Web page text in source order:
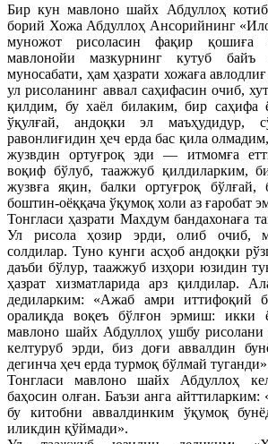
Бир кун мавлоно шайх Абдуллоҳ котиб
борий Хожа Абдуллоҳ Ансорийнинг
муножот рисоласин фақир қошиға
мавлонойи мазкурнинг кутуб
муносабати, ҳам ҳазрати хожаға
ул рисоланинг аввал саҳифасин очиб,
қилдим, бу хаёл билаким, бир саҳифа
ўқулғай, андоқки эл маъҳудидур,
равонлиғидин ҳеч ерда бас қила
жузвдин ортуғроқ эди — итмомға
воқиф бўлуб, таажжуб қилдиларким,
жузвға яқин, балки ортуғроқ бўлғай,
боштин-оёққача ўқумоқ холи аз ғаробат
Тонгласи ҳазрати Махдум бандахонаға
Ул рисола ҳозир эрди, олиб очиб,
солдилар. Туно кунги асҳоб андоқки
даъби бўлур, таажжуб изҳори юзидин
ҳазрат хизматларида арз қилдилар.
дедиларким: «Ажаб амри иттифоқий
оралиқда воқеъ бўлғон эрмиш: икки
мавлоно шайх Абдуллоҳ ушбу рисолани
келтуруб эрди, биз доғи аввалдин
дегинча ҳеч ерда турмоқ бўлмай
Тонгласи мавлоно шайх Абдуллоҳ
баҳосин олған. Баъзи анга
бу китобни аввалдинким ўқумоқ
иликдин қўймади».